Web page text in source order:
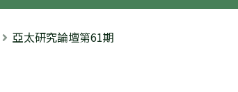
亞太研究論壇第61期